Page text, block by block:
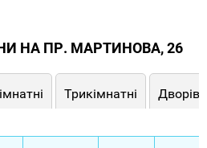
НА ПР. МАРТИНОВА, 26
Трикімнатні